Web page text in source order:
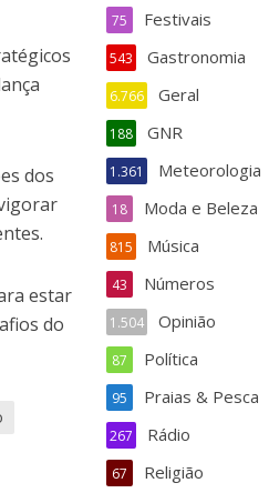
dos
estar
do
Festivais
75
Gastronomia
543
Geral
6.766
GNR
188
Meteorologia
1.361
Moda e Beleza
18
Música
815
Números
43
Opinião
1.504
Política
87
Praias & Pesca
95
Rádio
267
Religião
67